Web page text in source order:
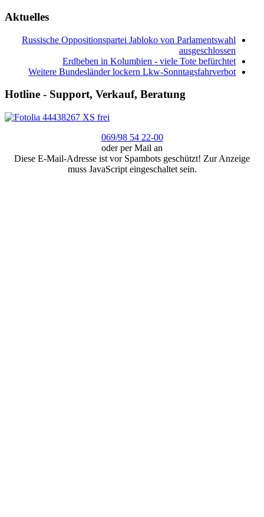
Aktuelles
Russische Oppositionspartei Jabloko von Parlamentswahl
ausgeschlossen
Erdbeben in Kolumbien - viele Tote befürchtet
Weitere Bundesländer lockern Lkw-Sonntagsfahrverbot
Hotline - Support, Verkauf, Beratung
069/98 54 22-00
oder per Mail an
Diese E-Mail-Adresse ist vor Spambots geschützt! Zur Anzeige
muss JavaScript eingeschaltet sein.